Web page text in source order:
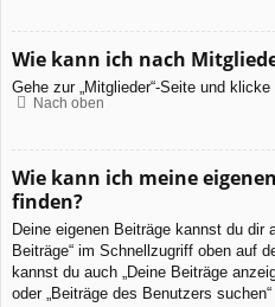
Wie kann ich nach
Gehe zur „Mitglieder“-Seite und
Nach oben
Wie kann ich meine
finden?
Deine eigenen Beiträge kannst du dir
Beiträge“ im Schnellzugriff oben auf
kannst du auch „Deine Beiträge
oder „Beiträge des Benutzers